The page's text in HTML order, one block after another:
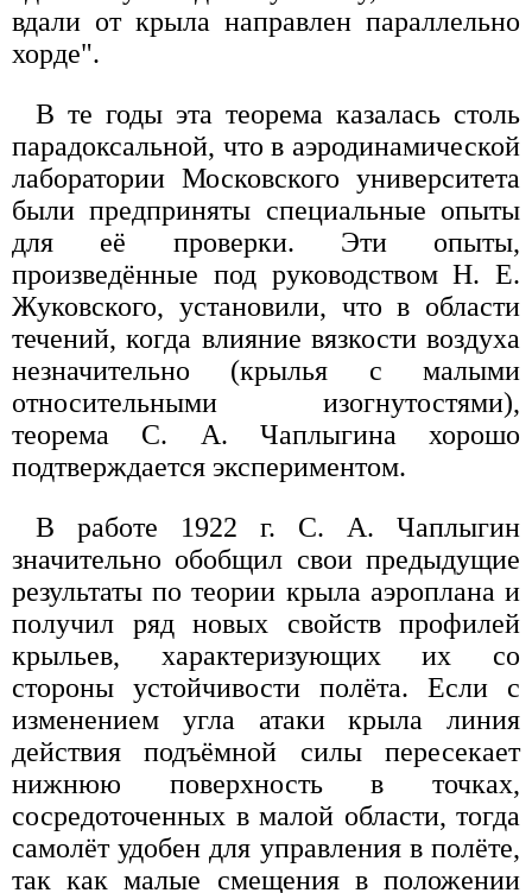
вдали от крыла направлен параллельно
хорде".
В те годы эта теорема казалась столь
парадоксальной, что в аэродинамической
лаборатории Московского университета
были предприняты специальные опыты
для её проверки. Эти опыты,
произведённые под руководством Н. Е.
Жуковского, установили, что в области
течений, когда влияние вязкости воздуха
незначительно (крылья с малыми
относительными изогнутостями),
теорема С. А. Чаплыгина хорошо
подтверждается экспериментом.
В работе 1922 г. С. А. Чаплыгин
значительно обобщил свои предыдущие
результаты по теории крыла аэроплана и
получил ряд новых свойств профилей
крыльев, характеризующих их со
стороны устойчивости полёта. Если с
изменением угла атаки крыла линия
действия подъёмной силы пересекает
нижнюю поверхность в точках,
сосредоточенных в малой области, тогда
самолёт удобен для управления в полёте,
так как малые смещения в положении